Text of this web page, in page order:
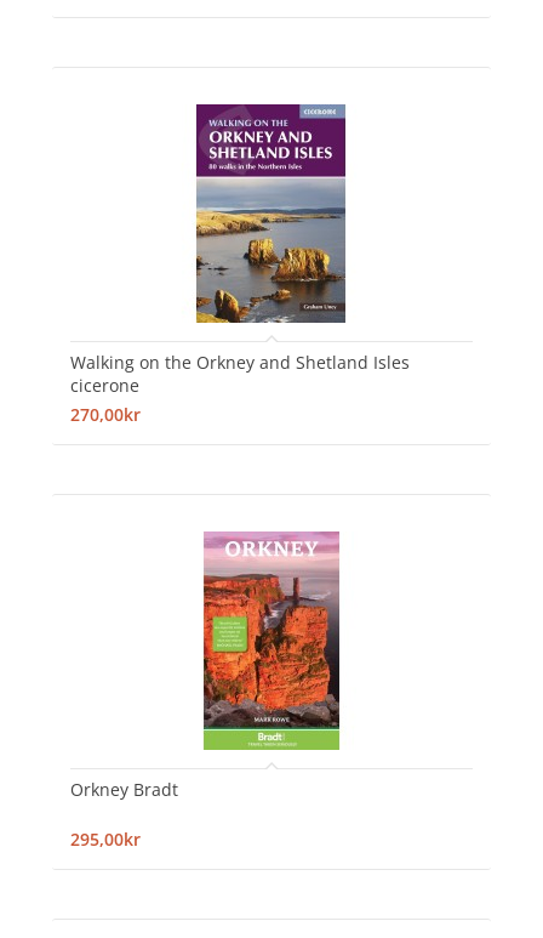
Walking on the Orkney and Shetland Isles
cicerone
270,00kr
Orkney Bradt
295,00kr